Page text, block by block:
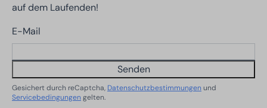
auf dem Laufenden!
E-Mail
Senden
Gesichert durch reCaptcha, Datenschutzbestimmungen und
Servicebedingungen gelten.